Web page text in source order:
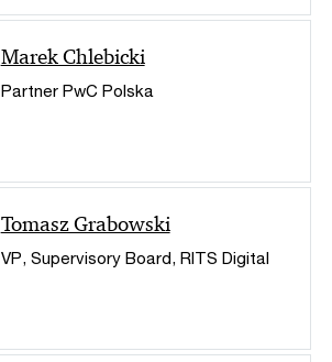
Marek Chlebicki
Partner PwC Polska
Tomasz Grabowski
VP, Supervisory Board, RITS Digital